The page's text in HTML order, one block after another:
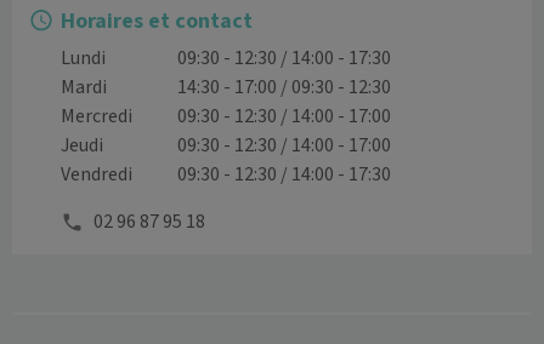
Horaires et contact
Lundi
09:30 - 12:30 / 14:00 - 17:30
Mardi
14:30 - 17:00 / 09:30 - 12:30
Mercredi
09:30 - 12:30 / 14:00 - 17:00
Jeudi
09:30 - 12:30 / 14:00 - 17:00
Vendredi
09:30 - 12:30 / 14:00 - 17:30
02 96 87 95 18